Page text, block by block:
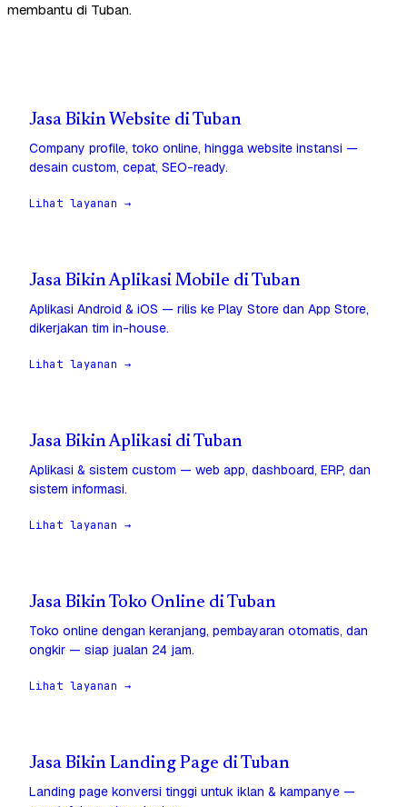
membantu di Tuban.
Jasa Bikin Website di Tuban
Company profile, toko online, hingga website instansi —
desain custom, cepat, SEO-ready.
Lihat layanan →
Jasa Bikin Aplikasi Mobile di Tuban
Aplikasi Android & iOS — rilis ke Play Store dan App Store,
dikerjakan tim in-house.
Lihat layanan →
Jasa Bikin Aplikasi di Tuban
Aplikasi & sistem custom — web app, dashboard, ERP, dan
sistem informasi.
Lihat layanan →
Jasa Bikin Toko Online di Tuban
Toko online dengan keranjang, pembayaran otomatis, dan
ongkir — siap jualan 24 jam.
Lihat layanan →
Jasa Bikin Landing Page di Tuban
Landing page konversi tinggi untuk iklan & kampanye —